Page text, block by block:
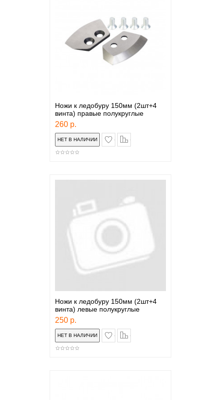
Ножи к ледобуру 150мм (2шт+4
винта) правые полукруглые
260 р.
в закладки
Ножи к ледобуру 150мм (2шт+4
винта) левые полукруглые
250 р.
в закладки